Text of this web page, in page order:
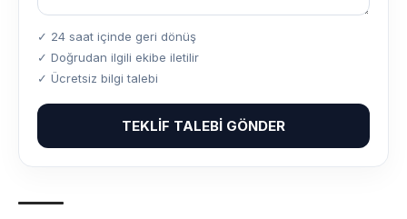
✓ 24 saat içinde geri dönüş
✓ Doğrudan ilgili ekibe iletilir
✓ Ücretsiz bilgi talebi
TEKLIF TALEBI GÖNDER